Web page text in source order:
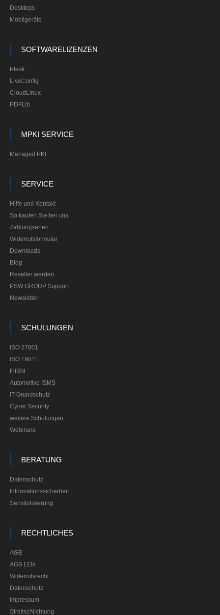
Desktops
Mobilgeräte
SOFTWARELIZENZEN
Plesk
LiveConfig
CloudLinux
PDFLib
MPKI SERVICE
Managed PKI
SERVICE
Hilfe und Kontakt
So kaufen Sie bei uns
Zahlungsarten
Widerrufsformular
Downloads
Blog
Reseller werden
PSW GROUP Support
Newsletter
SCHULUNGEN
ISO 27001
ISO 19011
FitSM
Automotive ISMS
IT-Grundschutz
Cyber Security
weitere Schulungen
Webinare
BERATUNG
Datenschutz
Informationssicherheit
Sensibilisierung
RECHTLICHES
AGB
AGB LEIs
Widerrufsrecht
Datenschutz
Impressum
Streitschlichtung